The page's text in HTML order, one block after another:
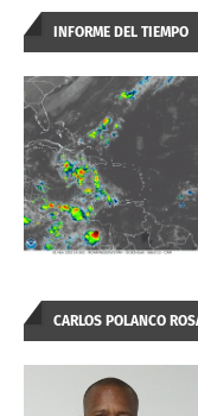
INFORME DEL TIEMPO
CARLOS POLANCO